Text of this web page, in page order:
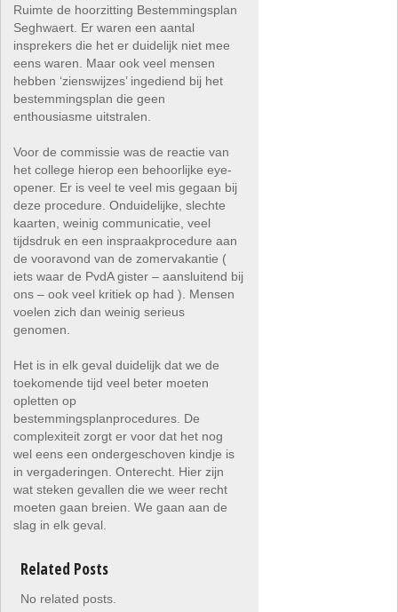
Ruimte de hoorzitting Bestemmingsplan
Seghwaert. Er waren een aantal
insprekers die het er duidelijk niet mee
eens waren. Maar ook veel mensen
hebben ‘zienswijzes’ ingediend bij het
bestemmingsplan die geen
enthousiasme uitstralen.
Voor de commissie was de reactie van
het college hierop een behoorlijke eye-
opener. Er is veel te veel mis gegaan bij
deze procedure. Onduidelijke, slechte
kaarten, weinig communicatie, veel
tijdsdruk en een inspraakprocedure aan
de vooravond van de zomervakantie (
iets waar de PvdA gister – aansluitend bij
ons – ook veel kritiek op had ). Mensen
voelen zich dan weinig serieus
genomen.
Het is in elk geval duidelijk dat we de
toekomende tijd veel beter moeten
opletten op
bestemmingsplanprocedures. De
complexiteit zorgt er voor dat het nog
wel eens een ondergeschoven kindje is
in vergaderingen. Onterecht. Hier zijn
wat steken gevallen die we weer recht
moeten gaan breien. We gaan aan de
slag in elk geval.
Related Posts
No related posts.